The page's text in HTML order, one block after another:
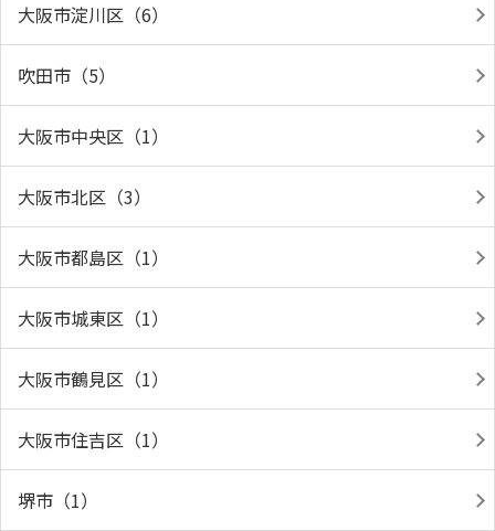
大阪市淀川区（6）
吹田市（5）
大阪市中央区（1）
大阪市北区（3）
大阪市都島区（1）
大阪市城東区（1）
大阪市鶴見区（1）
大阪市住吉区（1）
堺市（1）